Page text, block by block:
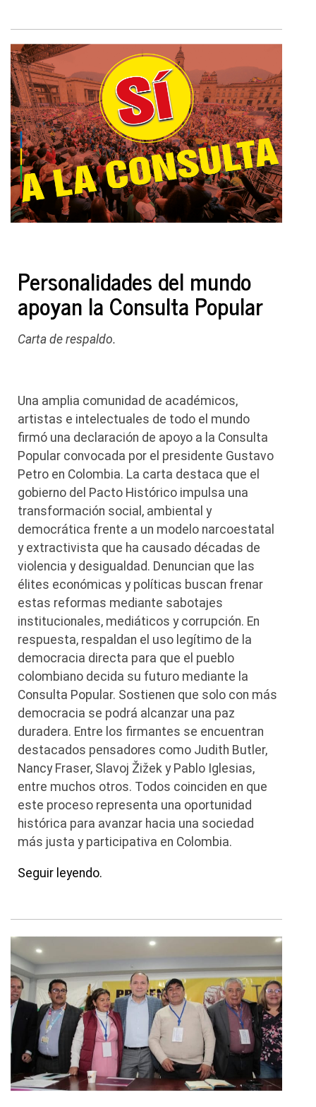
Personalidades del mundo
apoyan la Consulta Popular
Carta de respaldo.
Una amplia comunidad de académicos,
artistas e intelectuales de todo el mundo
firmó una declaración de apoyo a la Consulta
Popular convocada por el presidente Gustavo
Petro en Colombia. La carta destaca que el
gobierno del Pacto Histórico impulsa una
transformación social, ambiental y
democrática frente a un modelo narcoestatal
y extractivista que ha causado décadas de
violencia y desigualdad. Denuncian que las
élites económicas y políticas buscan frenar
estas reformas mediante sabotajes
institucionales, mediáticos y corrupción. En
respuesta, respaldan el uso legítimo de la
democracia directa para que el pueblo
colombiano decida su futuro mediante la
Consulta Popular. Sostienen que solo con más
democracia se podrá alcanzar una paz
duradera. Entre los firmantes se encuentran
destacados pensadores como Judith Butler,
Nancy Fraser, Slavoj Žižek y Pablo Iglesias,
entre muchos otros. Todos coinciden en que
este proceso representa una oportunidad
histórica para avanzar hacia una sociedad
más justa y participativa en Colombia.
Seguir leyendo.